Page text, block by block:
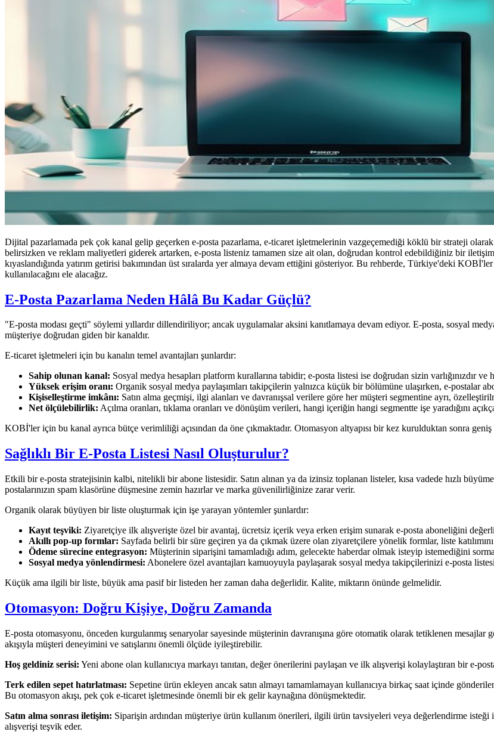
Dijital pazarlamada pek çok kanal gelip geçerken e-posta pazarlama, e-ticaret işletmelerinin vazgeçemediği köklü bir strateji
belirsizken ve reklam maliyetleri giderek artarken, e-posta listeniz tamamen size ait olan, doğrudan kontrol edebildiğiniz bir iletişim
kıyaslandığında yatırım getirisi bakımından üst sıralarda yer almaya devam ettiğini gösteriyor. Bu rehberde, Türkiye'deki
kullanılacağını ele alacağız.
E-Posta Pazarlama Neden Hâlâ Bu Kadar Güçlü?
"E-posta modası geçti" söylemi yıllardır dillendiriliyor; ancak uygulamalar aksini kanıtlamaya devam ediyor. E-posta, sosyal
müşteriye doğrudan giden bir kanaldır.
E-ticaret işletmeleri için bu kanalın temel avantajları şunlardır:
Sahip olunan kanal: Sosyal medya hesapları platform kurallarına tabidir; e-posta listesi ise doğrudan sizin varlığınızdır
Yüksek erişim oranı: Organik sosyal medya paylaşımları takipçilerin yalnızca küçük bir bölümüne ulaşırken, e-postalar
Kişiselleştirme imkânı: Satın alma geçmişi, ilgi alanları ve davranışsal verilere göre her müşteri segmentine ayrı,
Net ölçülebilirlik: Açılma oranları, tıklama oranları ve dönüşüm verileri, hangi içeriğin hangi segmentte işe yaradığını
KOBİ'ler için bu kanal ayrıca bütçe verimliliği açısından da öne çıkmaktadır. Otomasyon altyapısı bir kez kurulduktan sonra
Sağlıklı Bir E-Posta Listesi Nasıl Oluşturulur?
Etkili bir e-posta stratejisinin kalbi, nitelikli bir abone listesidir. Satın alınan ya da izinsiz toplanan listeler, kısa vadede hızlı
postalarınızın spam klasörüne düşmesine zemin hazırlar ve marka güvenilirliğinize zarar verir.
Organik olarak büyüyen bir liste oluşturmak için işe yarayan yöntemler şunlardır:
Kayıt teşviki: Ziyaretçiye ilk alışverişte özel bir avantaj, ücretsiz içerik veya erken erişim sunarak e-posta aboneliğini
Akıllı pop-up formlar: Sayfada belirli bir süre geçiren ya da çıkmak üzere olan ziyaretçilere yönelik formlar, liste
Ödeme sürecine entegrasyon: Müşterinin siparişini tamamladığı adım, gelecekte haberdar olmak isteyip istemediğini
Sosyal medya yönlendirmesi: Abonelere özel avantajları kamuoyuyla paylaşarak sosyal medya takipçilerinizi e-posta
Küçük ama ilgili bir liste, büyük ama pasif bir listeden her zaman daha değerlidir. Kalite, miktarın önünde gelmelidir.
Otomasyon: Doğru Kişiye, Doğru Zamanda
E-posta otomasyonu, önceden kurgulanmış senaryolar sayesinde müşterinin davranışına göre otomatik olarak tetiklenen
akışıyla müşteri deneyimini ve satışlarını önemli ölçüde iyileştirebilir.
Hoş geldiniz serisi: Yeni abone olan kullanıcıya markayı tanıtan, değer önerilerini paylaşan ve ilk alışverişi kolaylaştıran bir e-
Terk edilen sepet hatırlatması: Sepetine ürün ekleyen ancak satın almayı tamamlamayan kullanıcıya birkaç saat içinde
Bu otomasyon akışı, pek çok e-ticaret işletmesinde önemli bir ek gelir kaynağına dönüşmektedir.
Satın alma sonrası iletişim: Siparişin ardından müşteriye ürün kullanım önerileri, ilgili ürün tavsiyeleri veya değerlendirme
alışverişi teşvik eder.